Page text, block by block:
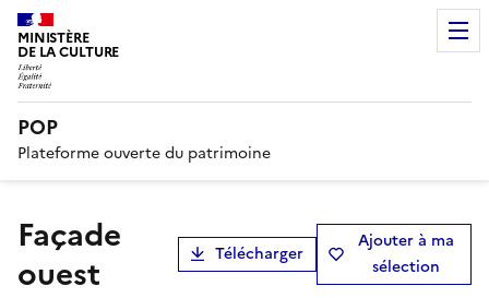
MINISTÈRE
DE LA CULTURE
POP
Plateforme ouverte du patrimoine
façade
ouest
Télécharger
Ajouter à ma
sélection